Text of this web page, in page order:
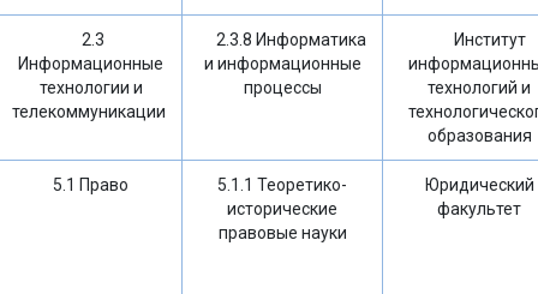
2.3
Информационные
технологии и
телекоммуникации
2.3.8 Информатика
и информационные
процессы
Институт
технологий и
образования
5.1 Право
5.1.1 Теоретико-
исторические
правовые науки
Юридический
факультет